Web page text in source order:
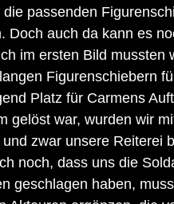
die passenden
Doch auch da kann es
im ersten Bild mussten
Figurenschiebern
Platz für Carmens
gelöst war, wurden wir
zwar unsere Reiterei
noch, dass uns die
geschlagen haben,